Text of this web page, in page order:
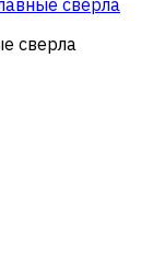
сверла
сверла